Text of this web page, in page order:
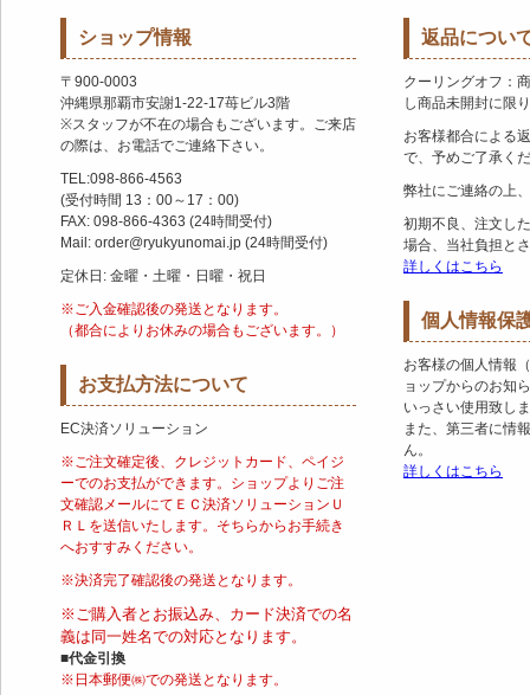
ショップ情報
〒900-0003
沖縄県那覇市安謝1-22-17苺ビル3階
※スタッフが不在の場合もございます。ご来店
の際は、お電話でご連絡下さい。
TEL:098-866-4563
(受付時間 13：00～17：00)
FAX: 098-866-4363 (24時間受付)
Mail: order@ryukyunomai.jp (24時間受付)
定休日: 金曜・土曜・日曜・祝日
※ご入金確認後の発送となります。
（都合によりお休みの場合もございます。）
お支払方法について
EC決済ソリューション
※ご注文確定後、クレジットカード、ペイジ
ーでのお支払ができます。ショップよりご注
文確認メールにてＥＣ決済ソリューションＵ
ＲＬを送信いたします。そちらからお手続き
へおすすみください。
※決済完了確認後の発送となります。
※ご購入者とお振込み、カード決済での名
義は同一姓名での対応となります。
■代金引換
※日本郵便㈱での発送となります。
返品につい
クーリングオフ：
し商品未開封に限
お客様都合による
で、予めご了承く
弊社にご連絡の上
初期不良、注文し
場合、当社負担と
詳しくはこちら
個人情報保
お客様の個人情報
ョップからのお知
いっさい使用致し
また、第三者に情
ん。
詳しくはこちら